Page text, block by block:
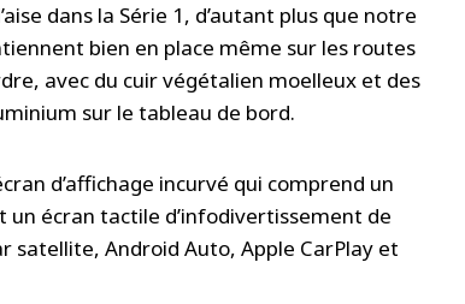
dans la Série 1, d’autant plus que notre
bien en place même sur les routes
avec du cuir végétalien moelleux et des
sur le tableau de bord.
d’affichage incurvé qui comprend un
écran tactile d’infodivertissement de
satellite, Android Auto, Apple CarPlay et